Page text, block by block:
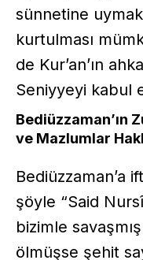
sünnetine
kurtulması
de Kur’an’ın
Seniyyeyi kabul
Bediüzzaman’ın
ve Mazlumlar
Bediüzzaman’a
şöyle “Said
bizimle
ölmüşse şehit